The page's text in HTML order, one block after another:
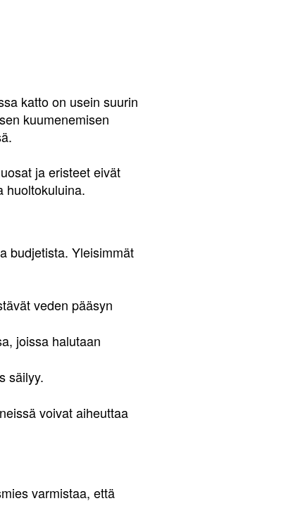
katto on usein suurin
kuumenemisen
ja eristeet eivät
huoltokuluina.
budjetista. Yleisimmät
veden pääsyn
joissa halutaan
säilyy.
voivat aiheuttaa
varmistaa, että